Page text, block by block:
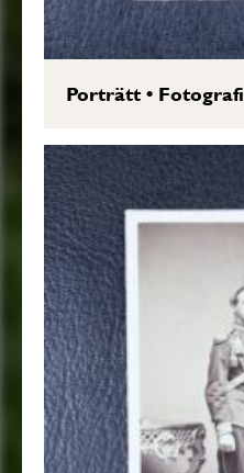
Porträtt• Fotografi